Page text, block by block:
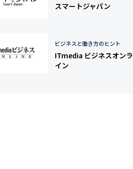
スマートジャパン
ビジネスと働き方のヒント
ITmedia ビジネスオンラ
イン